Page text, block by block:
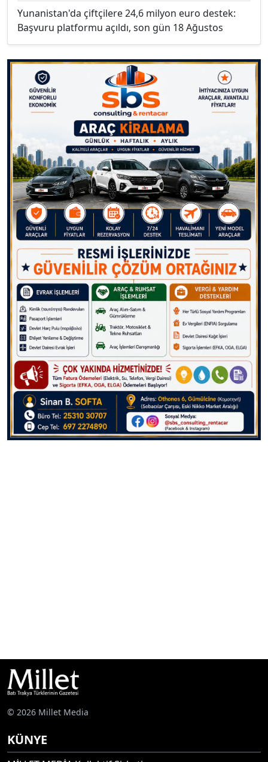
Yunanistan'da çiftçilere 24,6 milyon euro destek:
Başvuru platformu açıldı, son gün 18 Ağustos
© 2026 Millet Media
KÜNYE